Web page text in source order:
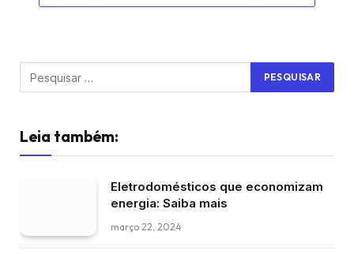
Leia também:
Eletrodomésticos que economizam
energia: Saiba mais
março 22, 2024